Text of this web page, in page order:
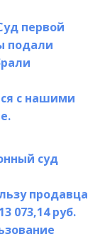
первой
подали
с нашими
суд
продавца
073,14 руб.